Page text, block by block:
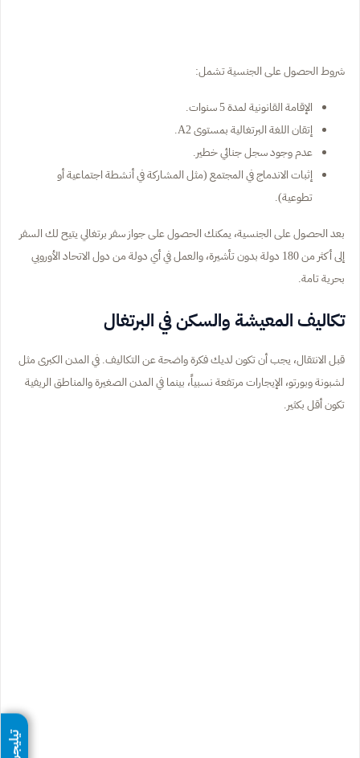
شروط الحصول على الجنسية تشمل:
الإقامة القانونية لمدة 5 سنوات.
إتقان اللغة البرتغالية بمستوى A2.
عدم وجود سجل جنائي خطير.
إثبات الاندماج في المجتمع (مثل المشاركة في أنشطة اجتماعية أو
تطوعية).
بعد الحصول على الجنسية، يمكنك الحصول على جواز سفر برتغالي يتيح لك السفر
إلى أكثر من 180 دولة بدون تأشيرة، والعمل في أي دولة من دول الاتحاد الأوروبي
بحرية تامة.
تكاليف المعيشة والسكن في البرتغال
قبل الانتقال، يجب أن تكون لديك فكرة واضحة عن التكاليف. في المدن الكبرى مثل
لشبونة وبورتو، الإيجارات مرتفعة نسبياً، بينما في المدن الصغيرة والمناطق الريفية
تكون أقل بكثير.